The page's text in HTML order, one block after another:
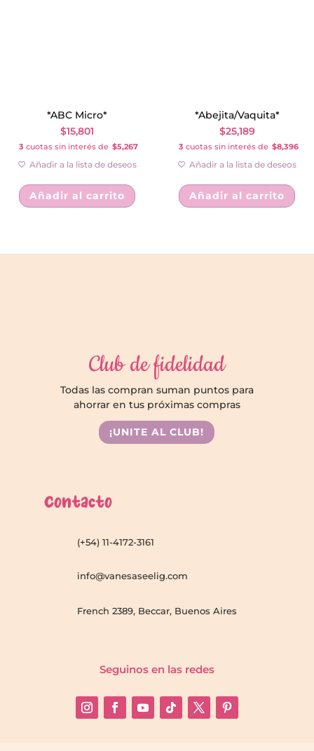
*ABC Micro*
$15,801
3 cuotas sin interés de $5,267
Añadir a la lista de deseos
Añadir al carrito
*Abejita/Vaquita*
$25,189
3 cuotas sin interés de $8,396
Añadir a la lista de deseos
Añadir al carrito
Club de fidelidad
Todas las compran suman puntos para
ahorrar en tus próximas compras
¡UNITE AL CLUB!
Contacto
(+54) 11-4172-3161
info@vanesaseelig.com
French 2389, Beccar, Buenos Aires
Seguinos en las redes